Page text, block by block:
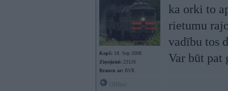
Kopš: 18. Sep 2008
Ziņojumi: 23126
Braucu ar: RVR
ka orki to
rietumu
vadību tos
Var būt pat